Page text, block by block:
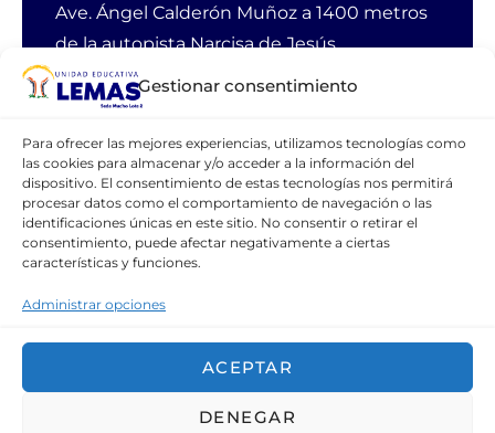
Gestionar consentimiento
Para ofrecer las mejores experiencias, utilizamos tecnologías como
las cookies para almacenar y/o acceder a la información del
dispositivo. El consentimiento de estas tecnologías nos permitirá
procesar datos como el comportamiento de navegación o las
identificaciones únicas en este sitio. No consentir o retirar el
consentimiento, puede afectar negativamente a ciertas
características y funciones.
Administrar opciones
ACEPTAR
DENEGAR
Ave. Ángel Calderón Muñoz a 1400 metros
de la autopista Narcisa de Jesús
Guayaquil Ecuador
Email:webmaster@lemas.edu.ec
Celular:099 111 1094
CONTÁCTANOS
Copyright © 2021 Unidad Educativa